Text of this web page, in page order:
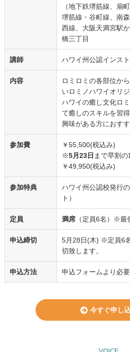
（地下鉄堺筋線、扇
堺筋線・谷町線、南
西線、大阪天満宮駅
橋三丁目
講師 ハワイ州公認インス
内容
ロミロミの各部位か
いロミノハワイオリ
ハワイの癒し文化ロ
て癒しのスキルを習
興味がある方におすす
参加費
￥55,500(税込み)
※5月23日 まで早割の
￥49,950(税込み)
参加特典
ハワイ州公認校発行
ト）
定員 満席（定員6名）※最
申込締切
5月28日(木) ※定員6
切致します。
申込方法 申込フォームより必
今すぐ申し